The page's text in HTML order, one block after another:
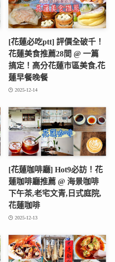
[花蓮必吃ptt] 評價全破千！
花蓮美食推薦28間 @ 一篇
搞定！高分花蓮市區美食,花
蓮早餐晚餐
2025-12-14
[花蓮咖啡廳] Hot9必訪！花
蓮咖啡廳推薦 @ 海景咖啡
下午茶,老宅文青,日式庭院,
花蓮咖啡
2025-12-13